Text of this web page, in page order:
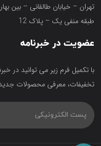
تهران – خیابان طالقانی – بین
طبقه منفی یک – پلاک 12
عضویت در خبرنامه
با تکمیل فرم زیر می توانید در
تخفیفات، معرفی محصولات